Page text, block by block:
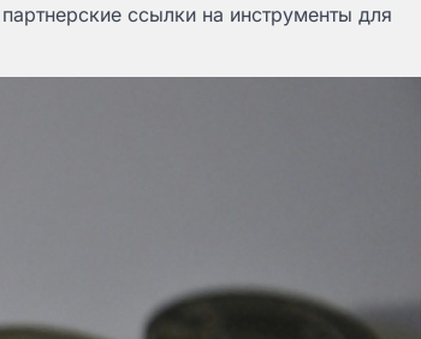
ссылки на инструменты для